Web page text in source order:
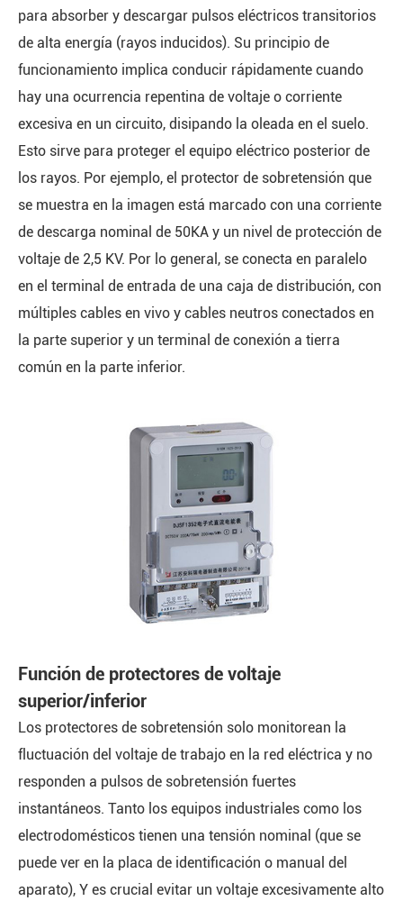
para absorber y descargar pulsos eléctricos transitorios
de alta energía (rayos inducidos). Su principio de
funcionamiento implica conducir rápidamente cuando
hay una ocurrencia repentina de voltaje o corriente
excesiva en un circuito, disipando la oleada en el suelo.
Esto sirve para proteger el equipo eléctrico posterior de
los rayos. Por ejemplo, el protector de sobretensión que
se muestra en la imagen está marcado con una corriente
de descarga nominal de 50KA y un nivel de protección de
voltaje de 2,5 KV. Por lo general, se conecta en paralelo
en el terminal de entrada de una caja de distribución, con
múltiples cables en vivo y cables neutros conectados en
la parte superior y un terminal de conexión a tierra
común en la parte inferior.
Función de protectores de voltaje
superior/inferior
Los protectores de sobretensión solo monitorean la
fluctuación del voltaje de trabajo en la red eléctrica y no
responden a pulsos de sobretensión fuertes
instantáneos. Tanto los equipos industriales como los
electrodomésticos tienen una tensión nominal (que se
puede ver en la placa de identificación o manual del
aparato), Y es crucial evitar un voltaje excesivamente alto